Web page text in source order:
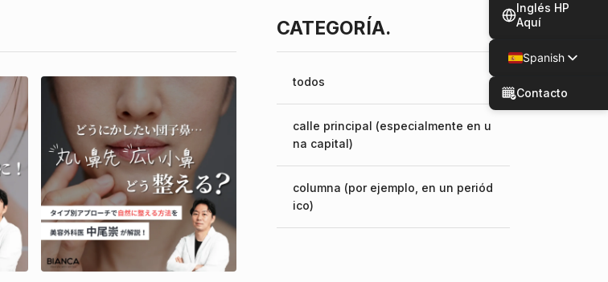
CATEGORÍA.
todos
calle principal (especialmente en u
na capital)
columna (por ejemplo, en un periód
ico)
Inglés HP
Aquí
Spanish
Chinese
Contacto